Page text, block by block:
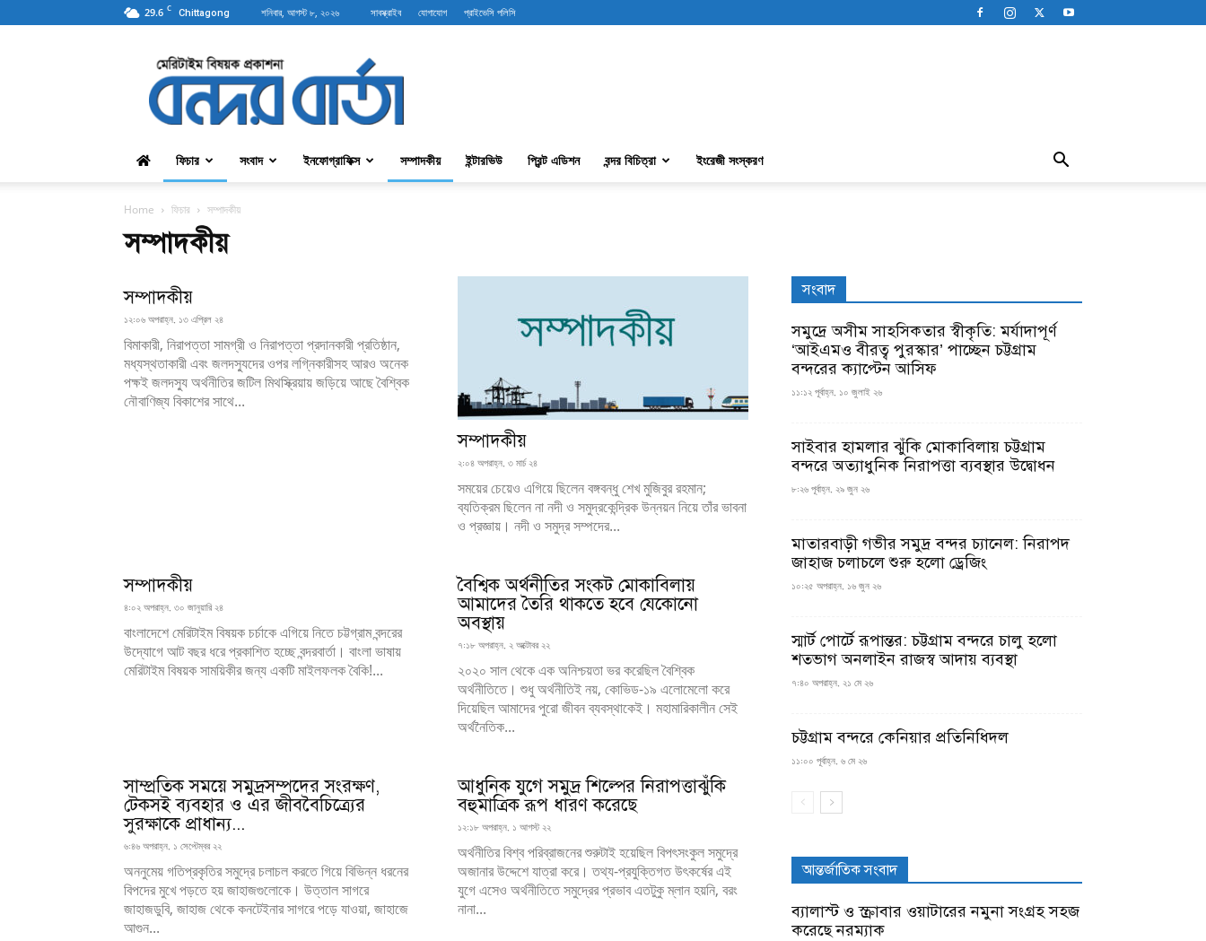
29.6 C Chittagong শনিবার, আগস্ট ৮, ২০২৬ সাবস্ক্রাইব যোগাযোগ প্রাইভেসি পলিসি
বন্দরবার্তা
ফিচার সংবাদ ইনফোগ্রাফিক্স সম্পাদকীয় ইন্টারভিউ প্রিন্ট এডিশন বন্দর বিচিত্রা ইংরেজী সংস্করণ
Home ফিচার সম্পাদকীয়
সম্পাদকীয়
সম্পাদকীয়
১২:০৬ অপরাহ্ন, ১৩ এপ্রিল ২৪
বিমাকারী, নিরাপত্তা সামগ্রী ও নিরাপত্তা প্রদানকারী প্রতিষ্ঠান,
মধ্যস্থতাকারী এবং জলদস্যুদের ওপর লগ্নিকারীসহ আরও অনেক
পক্ষই জলদস্যু অর্থনীতির জটিল মিথস্ক্রিয়ায় জড়িয়ে আছে বৈশ্বিক
নৌবাণিজ্য বিকাশের সাথে...
সম্পাদকীয়
২:০৪ অপরাহ্ন, ৩ মার্চ ২৪
সময়ের চেয়েও এগিয়ে ছিলেন বঙ্গবন্ধু শেখ মুজিবুর রহমান;
ব্যতিক্রম ছিলেন না নদী ও সমুদ্রকেন্দ্রিক উন্নয়ন নিয়ে তাঁর ভাবনা
ও প্রজ্ঞায়। নদী ও সমুদ্র সম্পদের...
সম্পাদকীয়
৪:০২ অপরাহ্ন, ৩০ জানুয়ারি ২৪
বাংলাদেশে মেরিটাইম বিষয়ক চর্চাকে এগিয়ে নিতে চট্টগ্রাম বন্দরের
উদ্যোগে আট বছর ধরে প্রকাশিত হচ্ছে বন্দরবার্তা। বাংলা ভাষায়
মেরিটাইম বিষয়ক সাময়িকীর জন্য একটি মাইলফলক বৈকি!...
বৈশ্বিক অর্থনীতির সংকট মোকাবিলায়
আমাদের তৈরি থাকতে হবে যেকোনো
অবস্থায়
৭:১৮ অপরাহ্ন, ২ অক্টোবর ২২
২০২০ সাল থেকে এক অনিশ্চয়তা ভর করেছিল বৈশ্বিক
অর্থনীতিতে। শুধু অর্থনীতিই নয়, কোভিড-১৯ এলোমেলো করে
দিয়েছিল আমাদের পুরো জীবন ব্যবস্থাকেই। মহামারিকালীন সেই
অর্থনৈতিক...
সাম্প্রতিক সময়ে সমুদ্রসম্পদের সংরক্ষণ,
টেকসই ব্যবহার ও এর জীববৈচিত্র্যের
সুরক্ষাকে প্রাধান্য...
৬:৪৬ অপরাহ্ন, ১ সেপ্টেম্বর ২২
অননুমেয় গতিপ্রকৃতির সমুদ্রে চলাচল করতে গিয়ে বিভিন্ন ধরনের
বিপদের মুখে পড়তে হয় জাহাজগুলোকে। উত্তাল সাগরে
জাহাজডুবি, জাহাজ থেকে কনটেইনার সাগরে পড়ে যাওয়া, জাহাজে
আগুন...
আধুনিক যুগে সমুদ্র শিল্পের নিরাপত্তাঝুঁকি
বহুমাত্রিক রূপ ধারণ করেছে
১২:১৮ অপরাহ্ন, ১ আগস্ট ২২
অর্থনীতির বিশ্ব পরিব্রাজনের শুরুটাই হয়েছিল বিপৎসংকুল সমুদ্রে
অজানার উদ্দেশে যাত্রা করে। তথ্য-প্রযুক্তিগত উৎকর্ষের এই
যুগে এসেও অর্থনীতিতে সমুদ্রের প্রভাব এতটুকু ম্লান হয়নি, বরং
নানা...
সংবাদ
সমুদ্রে অসীম সাহসিকতার স্বীকৃতি: মর্যাদাপূর্ণ
‘আইএমও বীরত্ব পুরস্কার’ পাচ্ছেন চট্টগ্রাম
বন্দরের ক্যাপ্টেন আসিফ
১১:১২ পূর্বাহ্ন, ১০ জুলাই ২৬
সাইবার হামলার ঝুঁকি মোকাবিলায় চট্টগ্রাম
বন্দরে অত্যাধুনিক নিরাপত্তা ব্যবস্থার উদ্বোধন
৮:২৬ পূর্বাহ্ন, ২৯ জুন ২৬
মাতারবাড়ী গভীর সমুদ্র বন্দর চ্যানেল: নিরাপদ
জাহাজ চলাচলে শুরু হলো ড্রেজিং
১০:২৫ অপরাহ্ন, ১৬ জুন ২৬
স্মার্ট পোর্টে রূপান্তর: চট্টগ্রাম বন্দরে চালু হলো
শতভাগ অনলাইন রাজস্ব আদায় ব্যবস্থা
৭:৪০ অপরাহ্ন, ২১ মে ২৬
চট্টগ্রাম বন্দরে কেনিয়ার প্রতিনিধিদল
১১:০০ পূর্বাহ্ন, ৬ মে ২৬
আন্তর্জাতিক সংবাদ
ব্যালাস্ট ও স্ক্রাবার ওয়াটারের নমুনা সংগ্রহ সহজ
করেছে নরম্যাক